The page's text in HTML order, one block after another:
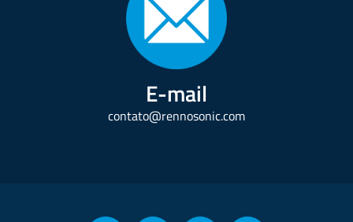
E-mail
contato@rennosonic.com